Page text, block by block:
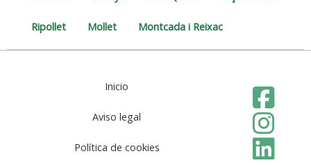
Ripollet Mollet Montcada i Reixac
Inicio
Aviso legal
Política de cookies